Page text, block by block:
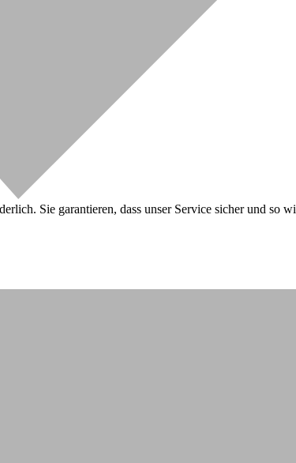
Sie garantieren, dass unser Service sicher und so